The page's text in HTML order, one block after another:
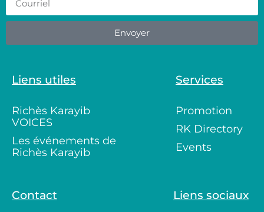
Envoyer
Liens utiles
Richès Karayib
VOICES
Les événements de
Richès Karayib
Services
Promotion
RK Directory
Events
Contact Liens sociaux